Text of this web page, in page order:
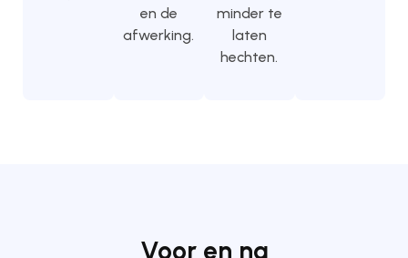
en de
afwerking.
minder te
laten
hechten.
Voor en na